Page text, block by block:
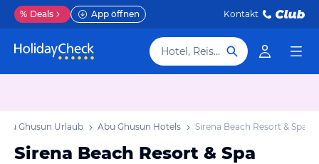
% Deals App öffnen Kontakt
Hotel, Reiseziel
Ghusun Urlaub Abu Ghusun Hotels Sirena Beach Resort & Spa
Sirena Beach Resort & Spa